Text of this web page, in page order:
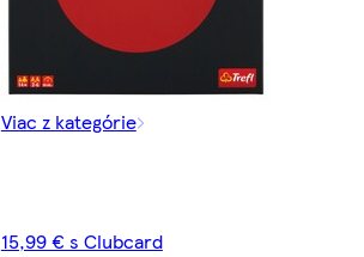
Viac z kategórie
15,99 € s Clubcard